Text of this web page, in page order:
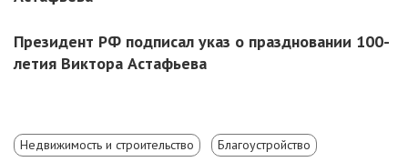
Президент РФ подписал указ о праздновании 100-
летия Виктора Астафьева
Недвижимость и строительство Благоустройство